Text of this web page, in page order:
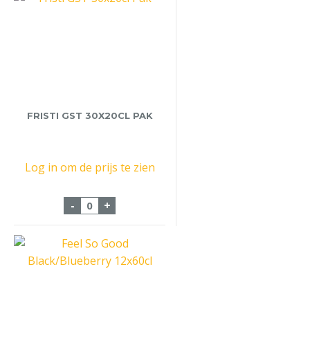
FRISTI GST 30X20CL PAK
Log in om de prijs te zien
- Fristi GST 30x20cl Pak aantal
+